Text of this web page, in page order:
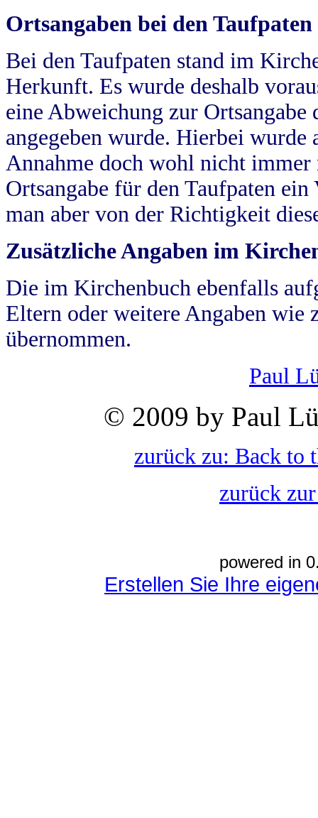
Ortsangaben bei den Taufpaten
Bei den Taufpaten stand im
Herkunft. Es wurde deshalb
eine Abweichung zur
angegeben wurde. Hierbei wurde
Annahme doch wohl nicht
Ortsangabe für den Taufpaten
man aber von der Richtigkeit
Zusätzliche Angaben im
Die im Kirchenbuch ebenfalls
Eltern oder weitere Angaben wie
übernommen.
Paul
© 2009 by Paul
zurück zu: Back to
zurück
powered in
Erstellen Sie Ihre